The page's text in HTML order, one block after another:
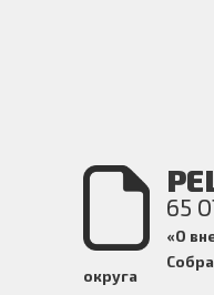
65
«О
округа